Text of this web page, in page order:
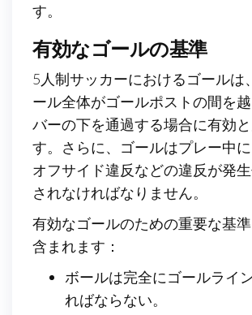
す。
有効なゴールの基準
5人制サッカーにおけるゴールは
ール全体がゴールポストの間を
バーの下を通過する場合に有効
す。さらに、ゴールはプレー中
オフサイド違反などの違反が発
されなければなりません。
有効なゴールのための重要な基
含まれます：
ボールは完全にゴールライ
ればならない。